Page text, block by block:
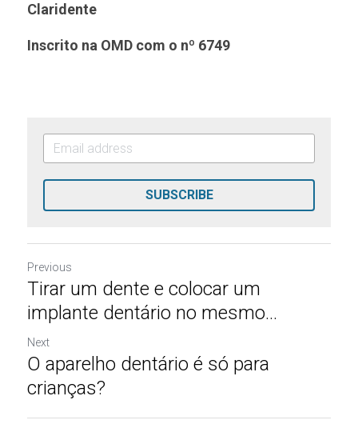
Claridente
Inscrito na OMD com o nº 6749
SUBSCRIBE
Previous
Tirar um dente e colocar um
implante dentário no mesmo...
Next
O aparelho dentário é só para
crianças?